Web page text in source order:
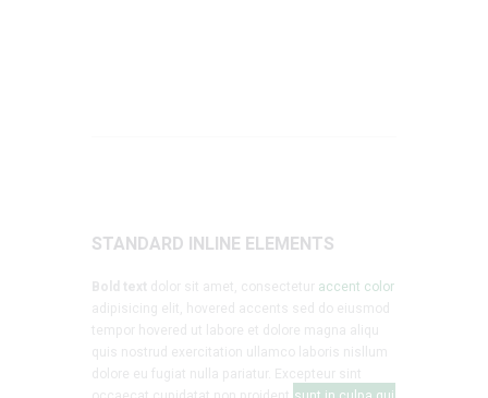
STANDARD INLINE ELEMENTS
Bold text dolor sit amet, consectetur accent color
adipisicing elit, hovered accents sed do eiusmod
tempor hovered ut labore et dolore magna aliqu
quis nostrud exercitation ullamco laboris nisllum
dolore eu fugiat nulla pariatur. Excepteur sint